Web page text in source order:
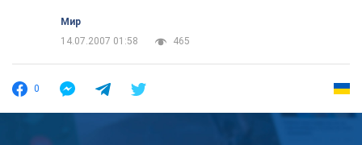
Мир
14.07.2007 01:58
465
0